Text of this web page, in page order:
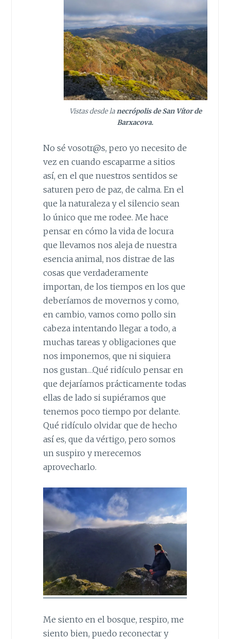
Vistas desde lanecrópolis de San Vítor de
Barxacova.
No sé vosotr@s, pero yo necesito de
vez en cuando escaparme a sitios
así, en el que nuestros sentidos se
saturen pero de paz, de calma. En el
que la naturaleza y el silencio sean
lo único que me rodee. Me hace
pensar en cómo la vida de locura
que llevamos nos aleja de nuestra
esencia animal, nos distrae de las
cosas que verdaderamente
importan, de los tiempos en los que
deberíamos de movernos y como,
en cambio, vamos como pollo sin
cabeza intentando llegar a todo, a
muchas tareas y obligaciones que
nos imponemos, que ni siquiera
nos gustan…Qué ridículo pensar en
que dejaríamos prácticamente todas
ellas de lado si supiéramos que
tenemos poco tiempo por delante.
Qué ridículo olvidar que de hecho
así es, que da vértigo, pero somos
un suspiro y merecemos
aprovecharlo.
Me siento en el bosque, respiro, me
siento bien, puedo reconectar y